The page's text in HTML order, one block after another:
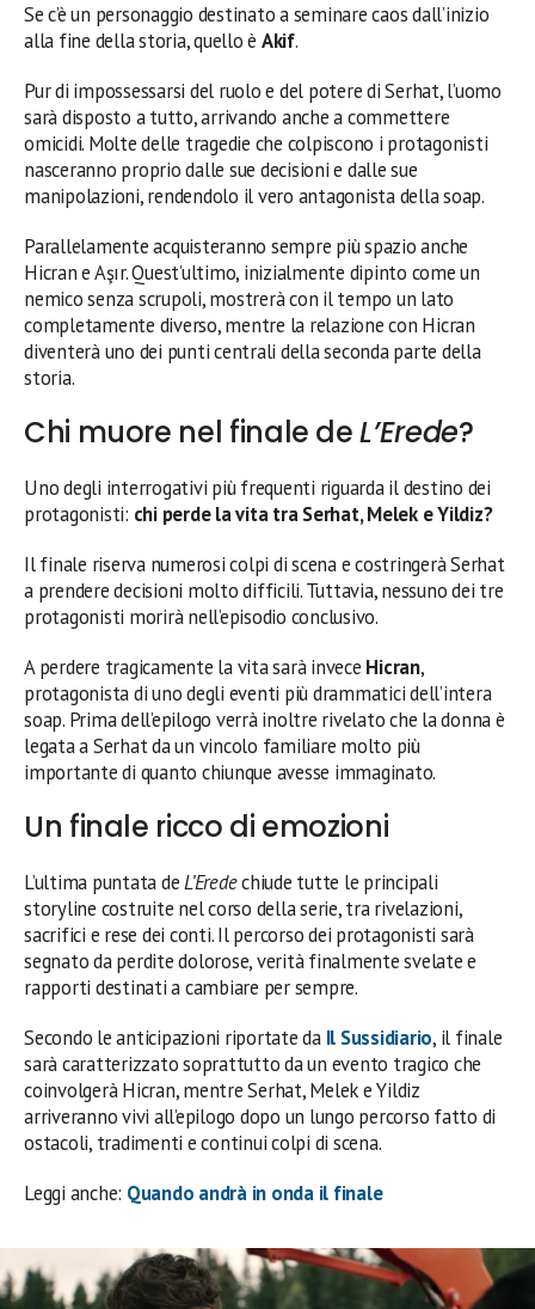
Se c’è un personaggio destinato a seminare caos dall’inizio
alla fine della storia, quello è Akif.
Pur di impossessarsi del ruolo e del potere di Serhat, l’uomo
sarà disposto a tutto, arrivando anche a commettere
omicidi. Molte delle tragedie che colpiscono i protagonisti
nasceranno proprio dalle sue decisioni e dalle sue
manipolazioni, rendendolo il vero antagonista della soap.
Parallelamente acquisteranno sempre più spazio anche
Hicran e Aşır. Quest’ultimo, inizialmente dipinto come un
nemico senza scrupoli, mostrerà con il tempo un lato
completamente diverso, mentre la relazione con Hicran
diventerà uno dei punti centrali della seconda parte della
storia.
Chi muore nel finale deL’Erede?
Uno degli interrogativi più frequenti riguarda il destino dei
protagonisti: chi perde la vita tra Serhat, Melek e Yildiz?
Il finale riserva numerosi colpi di scena e costringerà Serhat
a prendere decisioni molto difficili. Tuttavia, nessuno dei tre
protagonisti morirà nell’episodio conclusivo.
A perdere tragicamente la vita sarà invece Hicran,
protagonista di uno degli eventi più drammatici dell’intera
soap. Prima dell’epilogo verrà inoltre rivelato che la donna è
legata a Serhat da un vincolo familiare molto più
importante di quanto chiunque avesse immaginato.
Un finale ricco di emozioni
L’ultima puntata deL’Eredechiude tutte le principali
storyline costruite nel corso della serie, tra rivelazioni,
sacrifici e rese dei conti. Il percorso dei protagonisti sarà
segnato da perdite dolorose, verità finalmente svelate e
rapporti destinati a cambiare per sempre.
Secondo le anticipazioni riportate da Il Sussidiario, il finale
sarà caratterizzato soprattutto da un evento tragico che
coinvolgerà Hicran, mentre Serhat, Melek e Yildiz
arriveranno vivi all’epilogo dopo un lungo percorso fatto di
ostacoli, tradimenti e continui colpi di scena.
Leggi anche: Quando andrà in onda il finale